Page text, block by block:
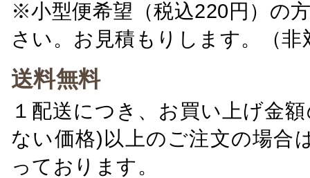
※小型便希望（税込220円）の
さい。お見積もりします。（非
送料無料
１配送につき、お買い上げ金
ない価格)以上のご注文の場合
っております。